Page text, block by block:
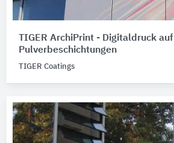
TIGER ArchiPrint - Digitaldruck auf
Pulverbeschichtungen
TIGER Coatings